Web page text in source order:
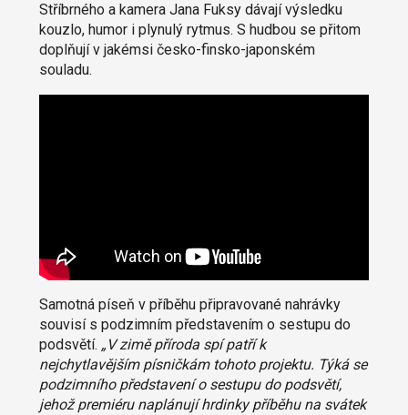
Stříbrného a kamera Jana Fuksy dávají výsledku
kouzlo, humor i plynulý rytmus. S hudbou se přitom
doplňují v jakémsi česko-finsko-japonském
souladu.
Samotná píseň v příběhu připravované nahrávky
souvisí s podzimním představením o sestupu do
podsvětí. „V zimě příroda spí patří k
nejchytlavějším písničkám tohoto projektu. Týká se
podzimního představení o sestupu do podsvětí,
jehož premiéru naplánují hrdinky příběhu na svátek